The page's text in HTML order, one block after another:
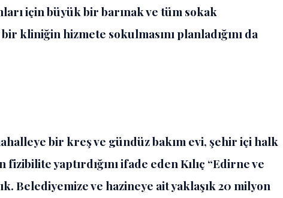
için büyük bir barınak ve tüm sokak
kliniğin hizmete sokulmasını planladığını da
bir kreş ve gündüz bakım evi, şehir içi halk
yaptırdığını ifade eden Kılıç “Edirne ve
Belediyemize ve hazineye ait yaklaşık 20 milyon